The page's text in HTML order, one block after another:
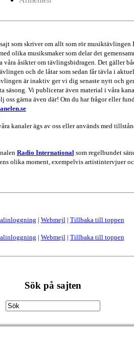
som skriver om allt som rör musiktävlingen
olika musiksmaker som delar det
åsikter om tävlingsbidragen. Det gäller
och de låtar som sedan får tävla i
är inaktiv ger vi dig senaste nytt och
säsong. Vi publicerar även material i våra
oss gärna även där! Om du har frågor eller
kanaler ägs av oss eller används med
Radio International som regelbundet
olika moment, exempelvis artistintervjuer
| Webmejl | Tillbaka till toppen
| Webmejl | Tillbaka till toppen
Sök på sajten